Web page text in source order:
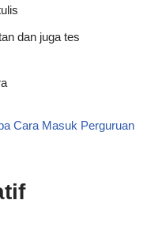
dan juga tes
Cara Masuk Perguruan